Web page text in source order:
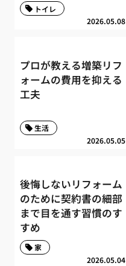
2026.05.08
トイレ
プロが教える増築リフ
ォームの費用を抑える
工夫
2026.05.05
生活
後悔しないリフォーム
のために契約書の細部
まで目を通す習慣のす
すめ
2026.05.04
家